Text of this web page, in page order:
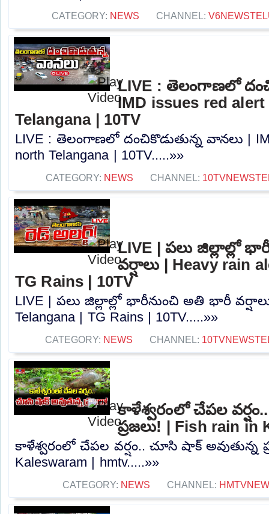
CATEGORY: NEWS CHANNEL:
LIVE : తెలంగాణలో
IMD issues red
Telangana | 10TV
LIVE : తెలంగాణలో దంచికొడుతున్న వానలు |
north Telangana | 10TV.....»»
CATEGORY: NEWS CHANNEL:
LIVE | పలు జిల్లాల్లో
వర్షాలు | Heavy rain
TG Rains | 10TV
LIVE | పలు జిల్లాల్లో భారీనుంచి అతి భారీ వర్షాలు
Telangana | TG Rains | 10TV.....»»
CATEGORY: NEWS CHANNEL:
కాళేశ్వరంలో చేపల
ప్రజలు! | Fish rain in
కాళేశ్వరంలో చేపల వర్షం.. చూసి షాక్ అవుతున్న
Kaleswaram | hmtv.....»»
CATEGORY: NEWS CHANNEL: